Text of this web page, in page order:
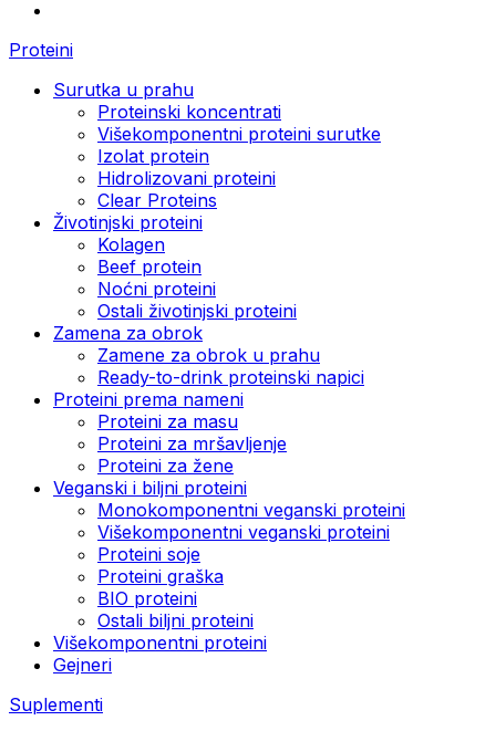
Proteini
Surutka u prahu
Proteinski koncentrati
Višekomponentni proteini surutke
Izolat protein
Hidrolizovani proteini
Clear Proteins
Životinjski proteini
Kolagen
Beef protein
Noćni proteini
Ostali životinjski proteini
Zamena za obrok
Zamene za obrok u prahu
Ready-to-drink proteinski napici
Proteini prema nameni
Proteini za masu
Proteini za mršavljenje
Proteini za žene
Veganski i biljni proteini
Monokomponentni veganski proteini
Višekomponentni veganski proteini
Proteini soje
Proteini graška
BIO proteini
Ostali biljni proteini
Višekomponentni proteini
Gejneri
Suplementi